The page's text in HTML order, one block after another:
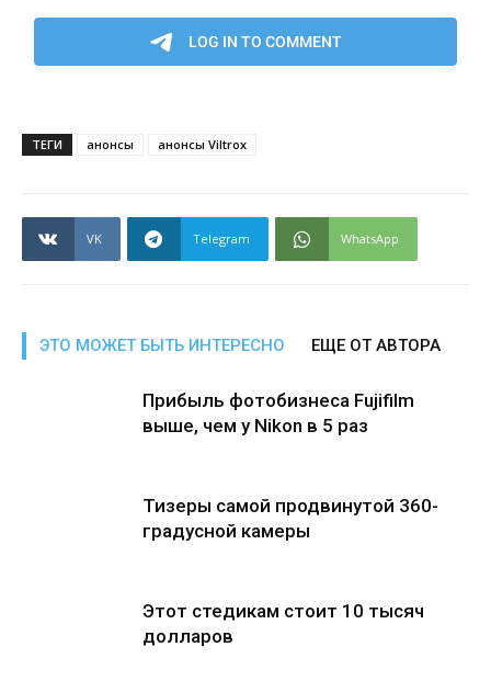
ТЕГИ анонсы анонсы Viltrox
VK Telegram WhatsApp
ЭТО МОЖЕТ БЫТЬ ИНТЕРЕСНО ЕЩЕ ОТ АВТОРА
Прибыль фотобизнеса Fujifilm
выше, чем у Nikon в 5 раз
Тизеры самой продвинутой 360-
градусной камеры
Этот стедикам стоит 10 тысяч
долларов